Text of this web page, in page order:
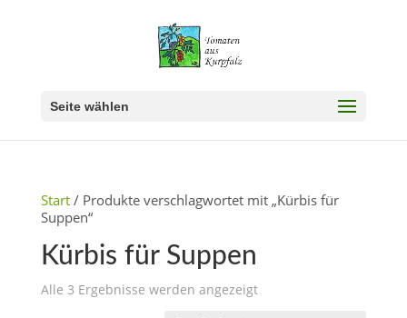
Seite wählen
Start/ Produkte verschlagwortet mit „Kürbis für
Suppen“
Kürbis für Suppen
Alle 3 Ergebnisse werden angezeigt